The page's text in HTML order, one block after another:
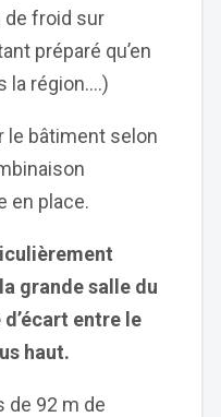
de froid sur
préparé qu’en
la région….)
le bâtiment selon
en place.
grande salle du
entre le
haut.
de 92 m de